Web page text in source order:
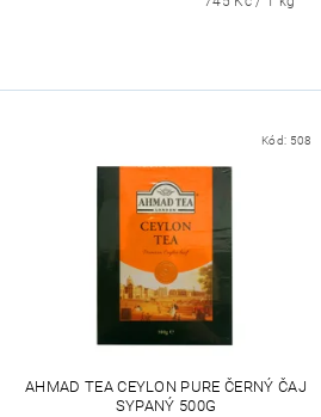
Kód: 508
AHMAD TEA CEYLON PURE ČERNÝ ČAJ
SYPANÝ 500G